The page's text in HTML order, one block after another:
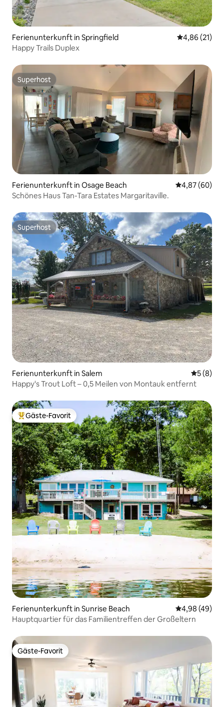
Ferienunterkunft in Springfield
4,86 (21)
Happy Trails Duplex
Superhost
Superhost
Ferienunterkunft in Osage Beach
4,87 (60)
Schönes Haus Tan-Tara Estates Margaritaville.
Superhost
Superhost
Ferienunterkunft in Salem
5 (8)
Happy's Trout Loft – 0,5 Meilen von Montauk entfernt
Beliebter Gäste-Favorit.
Gäste-Favorit
Ferienunterkunft in Sunrise Beach
4,98 (49)
Hauptquartier für das Familientreffen der Großeltern
Gäste-Favorit
Gäste-Favorit